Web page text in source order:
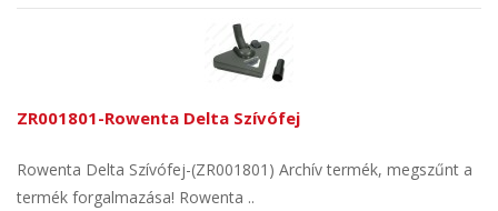
ZR001801-Rowenta Delta Szívófej
Rowenta Delta Szívófej-(ZR001801) Archív termék, megszűnt a
termék forgalmazása! Rowenta ..